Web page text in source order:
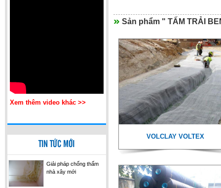
TECMADRY CEMENTACIONES
Xem thêm video khác >>
TIN TỨC MỚI
Giải pháp chống thấm
nhà xây mới
Sản phẩm " TẤM TRẢI
VOLCLAY VOLTEX